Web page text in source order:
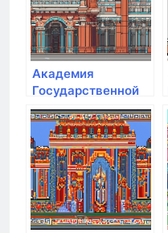
Академия
Государственной
противопожарной
службы МЧС РФ